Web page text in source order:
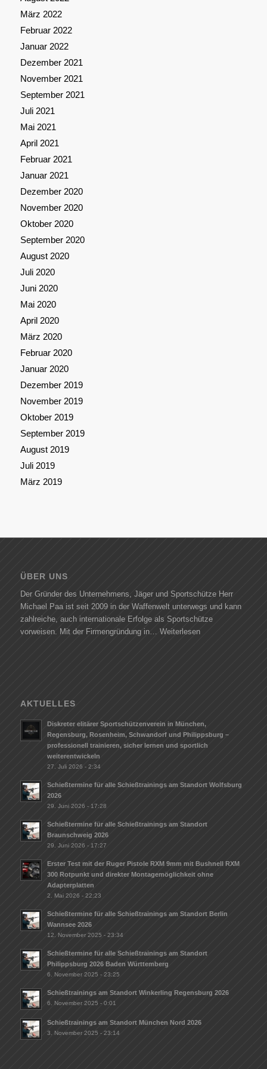
März 2022
Februar 2022
Januar 2022
Dezember 2021
November 2021
September 2021
Juli 2021
Mai 2021
April 2021
Februar 2021
Januar 2021
Dezember 2020
November 2020
Oktober 2020
September 2020
August 2020
Juli 2020
Juni 2020
Mai 2020
April 2020
März 2020
Februar 2020
Januar 2020
Dezember 2019
November 2019
Oktober 2019
September 2019
August 2019
Juli 2019
März 2019
ÜBER UNS
Der Gründer des Unternehmens, Jäger und Sportschütze Herr
Michael Paa ist seit 2009 in der Waffenwelt unterwegs und kann
zahlreiche, auch internationale Erfolge als Sportschütze
vorweisen. Mit der Firmengründung in… Weiterlesen
AKTUELLES
Diskreter elitärer Sportschützenverein in München,
Regensburg, Rosenheim, Schwandorf und Philippsburg –
professionell trainieren, sicher lernen und sportlich
weiterentwickeln
27. Juli 2026 - 2:34
Schießtermine für alle Schießtrainings am Standort Wolfsburg
2026
29. Juni 2026 - 17:28
Schießtermine für alle Schießtrainings am Standort
Braunschweig 2026
29. Juni 2026 - 17:27
Erster Test mit der Ruger Pistole RXM 9mm mit Bushnell RXM
300 Rotpunkt und direkter Montagemöglichkeit ohne
Adapterplatten
2. Mai 2026 - 22:23
Schießtermine für alle Schießtrainings am Standort Berlin
Wannsee 2026
12. November 2025 - 23:34
Schießtermine für alle Schießtrainings am Standort
Philippsburg 2026 Baden Württemberg
6. November 2025 - 23:25
Schießtrainings am Standort Winkerling Regensburg 2026
6. November 2025 - 0:01
Schießtrainings am Standort München Nord 2026
3. November 2025 - 23:14